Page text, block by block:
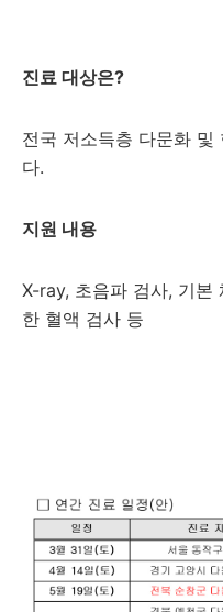
진료 대상은?
전국 저소득층 다문화 및
다.
지원 내용
X-ray, 초음파 검사, 기본
한 혈액 검사 등